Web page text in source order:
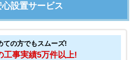
心設置サービス
ての方でもスムーズ!
工事実績5万件以上!